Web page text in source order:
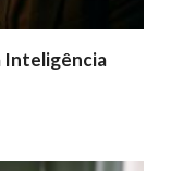
Inteligência